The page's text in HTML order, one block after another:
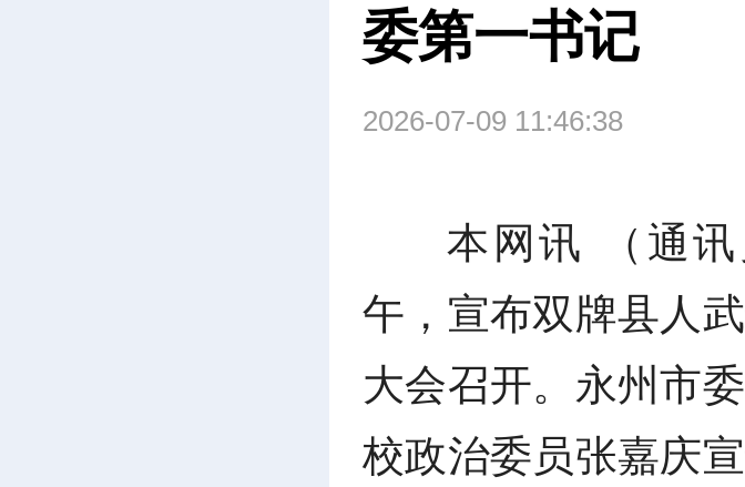
委第一书记
2026-07-09 11:46:38
本网讯 （通
午，宣布双牌县人
大会召开。永州市
校政治委员张嘉庆